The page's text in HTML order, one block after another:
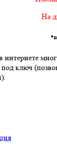
На
ключ